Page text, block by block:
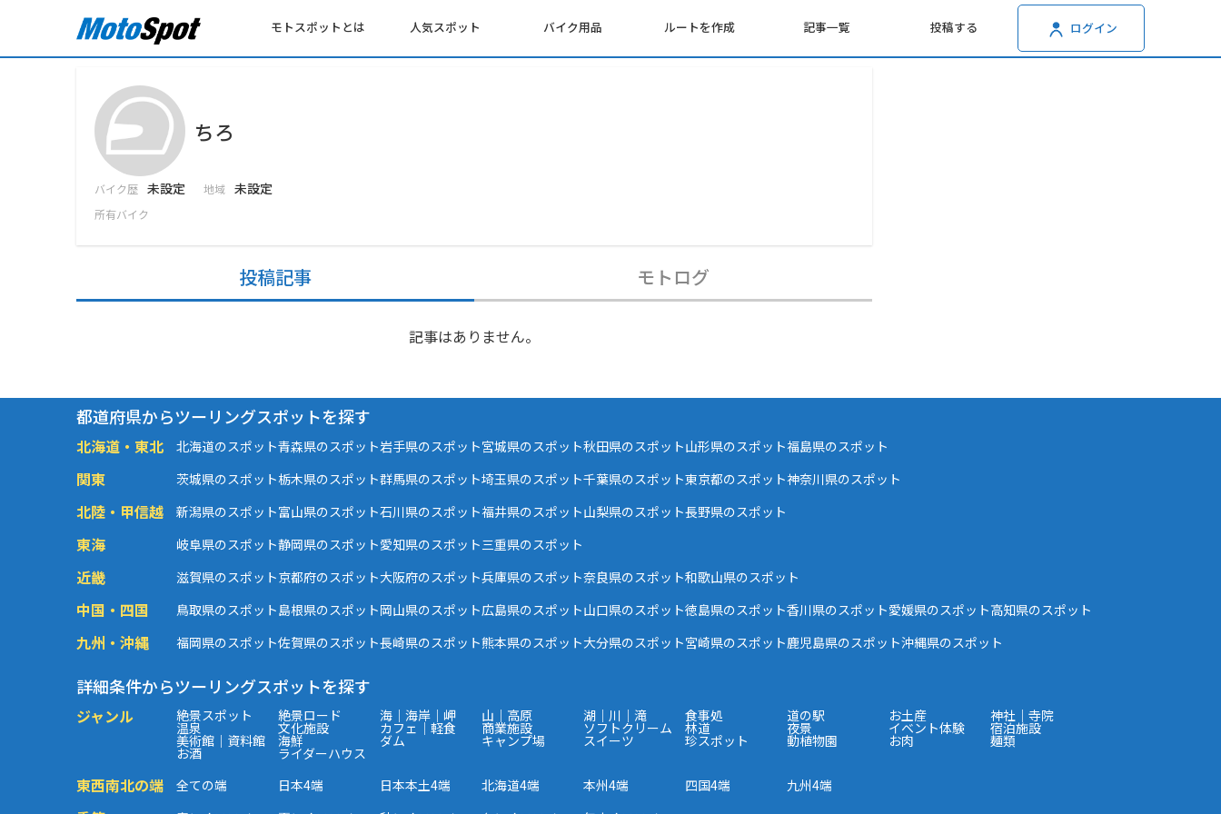
モトスポットとは 人気スポット バイク用品 ルートを作成 記事一覧 投稿する ログイン
ちろ
バイク歴 未設定 地域 未設定
所有バイク
投稿記事 モトログ
記事はありません。
都道府県からツーリングスポットを探す
北海道・東北 北海道のスポット青森県のスポット岩手県のスポット宮城県のスポット秋田県のスポット山形県のスポット福島県のスポット
関東 茨城県のスポット栃木県のスポット群馬県のスポット埼玉県のスポット千葉県のスポット東京都のスポット神奈川県のスポット
北陸・甲信越 新潟県のスポット富山県のスポット石川県のスポット福井県のスポット山梨県のスポット長野県のスポット
東海 岐阜県のスポット静岡県のスポット愛知県のスポット三重県のスポット
近畿 滋賀県のスポット京都府のスポット大阪府のスポット兵庫県のスポット奈良県のスポット和歌山県のスポット
中国・四国 鳥取県のスポット島根県のスポット岡山県のスポット広島県のスポット山口県のスポット徳島県のスポット香川県のスポット愛媛県のスポット高知県のスポット
九州・沖縄 福岡県のスポット佐賀県のスポット長崎県のスポット熊本県のスポット大分県のスポット宮崎県のスポット鹿児島県のスポット沖縄県のスポット
詳細条件からツーリングスポットを探す
ジャンル 絶景スポット 絶景ロード 海｜海岸｜岬 山｜高原 湖｜川｜滝 食事処 道の駅 お土産 神社｜寺院
温泉 文化施設 カフェ｜軽食 商業施設 ソフトクリーム 林道 夜景 イベント体験 宿泊施設
美術館｜資料館 海鮮 ダム キャンプ場 スイーツ 珍スポット 動植物園 お肉 麺類
お酒 ライダーハウス
東西南北の端 全ての端 日本4端 日本本土4端 北海道4端 本州4端 四国4端 九州4端